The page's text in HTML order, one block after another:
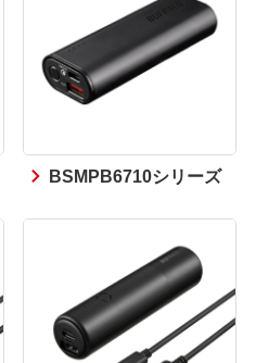
BSMPB6710シリーズ